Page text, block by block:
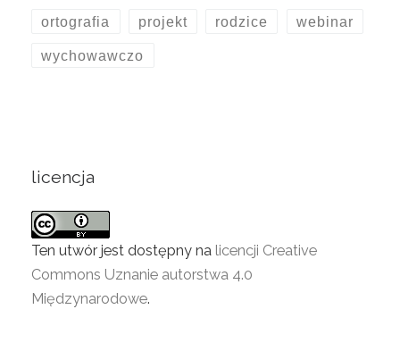
ortografia projekt rodzice webinar
wychowawczo
licencja
Ten utwór jest dostępny na licencji Creative
Commons Uznanie autorstwa 4.0
Międzynarodowe.